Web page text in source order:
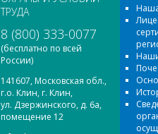
ТРУДА
8 (800) 333-0077
(бесплатно по всей
России)
141607, Московская обл.,
г.о. Клин, г. Клин,
ул. Дзержинского, д. 6а,
помещение 12